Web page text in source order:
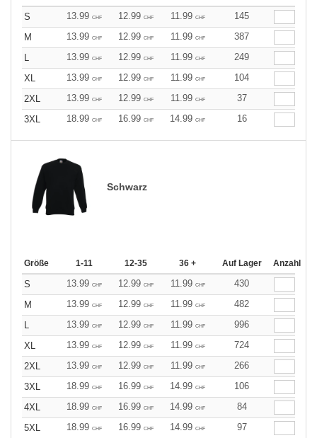
S 13.99 CHF 12.99 CHF 11.99 CHF
145
M
13.99 CHF 12.99 CHF 11.99 CHF
387
L
13.99 CHF 12.99 CHF 11.99 CHF
249
XL
13.99 CHF 12.99 CHF 11.99 CHF
104
2XL
13.99 CHF 12.99 CHF 11.99 CHF
37
3XL
18.99 CHF 16.99 CHF 14.99 CHF 16
Schwarz
Größe 1-11 12-35 36 + Auf Lager Anzahl
S 13.99 CHF 12.99 CHF 11.99 CHF
430
M
13.99 CHF 12.99 CHF 11.99 CHF
482
L
13.99 CHF 12.99 CHF 11.99 CHF
996
XL
13.99 CHF 12.99 CHF 11.99 CHF
724
2XL
13.99 CHF 12.99 CHF 11.99 CHF
266
3XL
18.99 CHF 16.99 CHF 14.99 CHF
106
4XL
18.99 CHF 16.99 CHF 14.99 CHF
84
5XL
18.99 CHF 16.99 CHF 14.99 CHF 97